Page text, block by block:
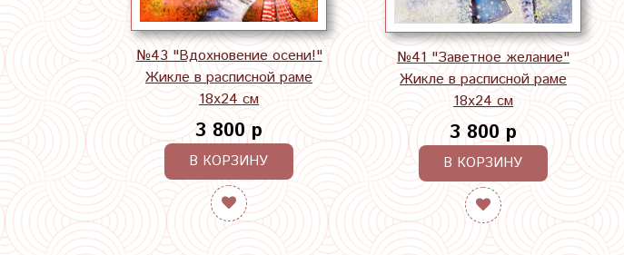
№43 "Вдохновение осени!"
Жикле в расписной раме
18х24 см
3 800 р
В КОРЗИНУ
№41 "Заветное желание"
Жикле в расписной раме
18х24 см
3 800 р
В КОРЗИНУ